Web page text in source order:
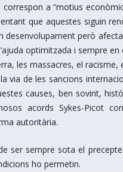
a “motius
que aquestes siguin
desenvolupament però
optimitzada i sempre en
les massacres, el
via de les sancions
causes, ben sovint,
acords Sykes-Picot
autoritària.
ser sempre sota el
ho permetin.